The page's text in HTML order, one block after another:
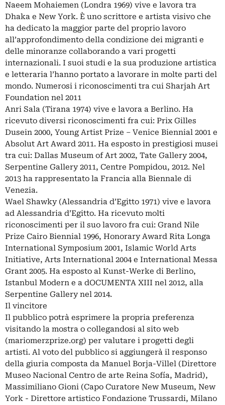
Naeem Mohaiemen (Londra 1969) vive e lavora tra
Dhaka e New York. È uno scrittore e artista visivo che
ha dedicato la maggior parte del proprio lavoro
all’approfondimento della condizione dei migranti e
delle minoranze collaborando a vari progetti
internazionali. I suoi studi e la sua produzione artistica
e letteraria l’hanno portato a lavorare in molte parti del
mondo. Numerosi i riconoscimenti tra cui Sharjah Art
Foundation nel 2011
Anri Sala (Tirana 1974) vive e lavora a Berlino. Ha
ricevuto diversi riconoscimenti fra cui: Prix Gilles
Dusein 2000, Young Artist Prize – Venice Biennial 2001 e
Absolut Art Award 2011. Ha esposto in prestigiosi musei
tra cui: Dallas Museum of Art 2002, Tate Gallery 2004,
Serpentine Gallery 2011, Centre Pompidou, 2012. Nel
2013 ha rappresentato la Francia alla Biennale di
Venezia.
Wael Shawky (Alessandria d’Egitto 1971) vive e lavora
ad Alessandria d’Egitto. Ha ricevuto molti
riconoscimenti per il suo lavoro fra cui: Grand Nile
Prize Cairo Biennial 1996, Honorary Award Rita Longa
International Symposium 2001, Islamic World Arts
Initiative, Arts International 2004 e International Messa
Grant 2005. Ha esposto al Kunst-Werke di Berlino,
Istanbul Modern e a dOCUMENTA XIII nel 2012, alla
Serpentine Gallery nel 2014.
Il vincitore
Il pubblico potrà esprimere la propria preferenza
visitando la mostra o collegandosi al sito web
(mariomerzprize.org) per valutare i progetti degli
artisti. Al voto del pubblico si aggiungerà il responso
della giuria composta da Manuel Borja-Villel (Direttore
Museo Nacional Centro de arte Reina Sofía, Madrid),
Massimiliano Gioni (Capo Curatore New Museum, New
York - Direttore artistico Fondazione Trussardi, Milano